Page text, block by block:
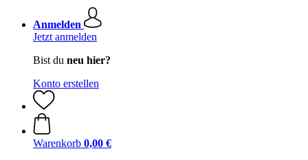
Anmelden
Jetzt anmelden
Bist du neu hier?
Konto erstellen
Warenkorb 0,00 €